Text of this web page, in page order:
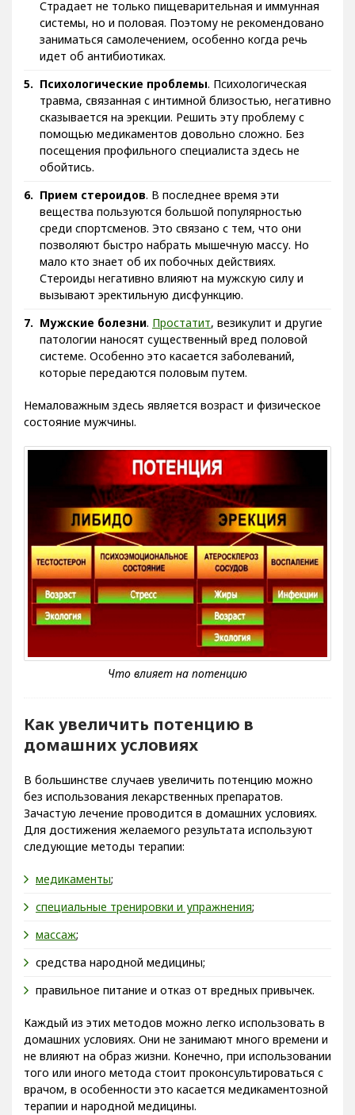
Страдает не только пищеварительная и иммунная
системы, но и половая. Поэтому не рекомендовано
заниматься самолечением, особенно когда речь
идет об антибиотиках.
Психологические проблемы. Психологическая
травма, связанная с интимной близостью, негативно
сказывается на эрекции. Решить эту проблему с
помощью медикаментов довольно сложно. Без
посещения профильного специалиста здесь не
обойтись.
Прием стероидов. В последнее время эти
вещества пользуются большой популярностью
среди спортсменов. Это связано с тем, что они
позволяют быстро набрать мышечную массу. Но
мало кто знает об их побочных действиях.
Стероиды негативно влияют на мужскую силу и
вызывают эректильную дисфункцию.
Мужские болезни. Простатит, везикулит и другие
патологии наносят существенный вред половой
системе. Особенно это касается заболеваний,
которые передаются половым путем.
Немаловажным здесь является возраст и физическое
состояние мужчины.
Как увеличить потенцию в
домашних условиях
В большинстве случаев увеличить потенцию можно
без использования лекарственных препаратов.
Зачастую лечение проводится в домашних условиях.
Для достижения желаемого результата используют
следующие методы терапии:
медикаменты;
специальные тренировки и упражнения;
массаж;
средства народной медицины;
правильное питание и отказ от вредных привычек.
Каждый из этих методов можно легко использовать в
домашних условиях. Они не занимают много времени и
не влияют на образ жизни. Конечно, при использовании
того или иного метода стоит проконсультироваться с
врачом, в особенности это касается медикаментозной
терапии и народной медицины.